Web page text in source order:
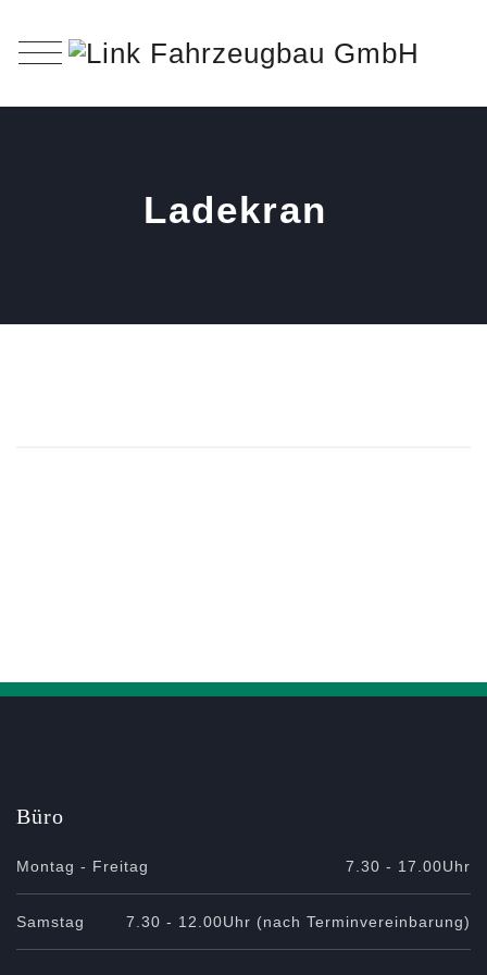
Ladekran
Büro
Montag - Freitag 7.30 - 17.00Uhr
Samstag 7.30 - 12.00Uhr (nach Terminvereinbarung)